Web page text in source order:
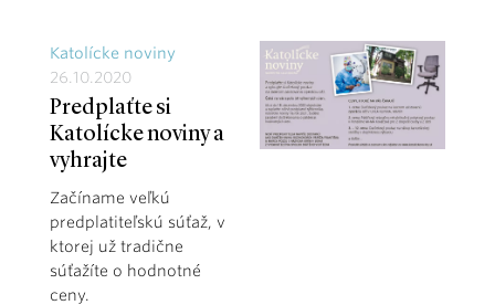
Katolícke noviny
26.10.2020
Predplaťte si
Katolícke noviny a
vyhrajte
Začíname veľkú
predplatiteľskú súťaž, v
ktorej už tradične
súťažíte o hodnotné
ceny.